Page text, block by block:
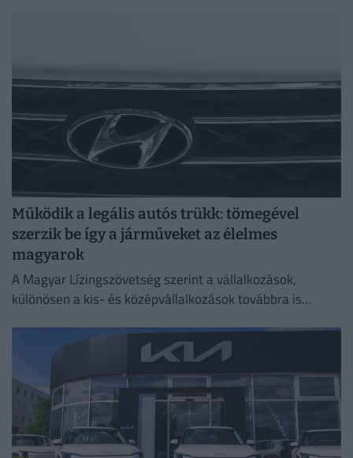
Működik a legális autós trükk: tömegével
szerzik be így a járműveket az élelmes
magyarok
A Magyar Lízingszövetség szerint a vállalkozások,
különösen a kis- és középvállalkozások továbbra is